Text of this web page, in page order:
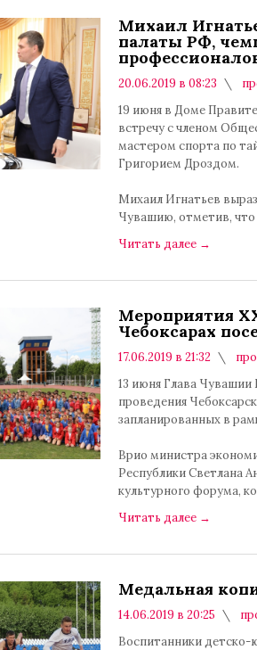
Михаил
палаты РФ,
20.06.2019 в 08:23
19 июня в Доме
встречу с членом
мастером спорта по
Григорием Дроздом.
Михаил Игнатьев
Чувашию, отметив, что
Читать далее →
Мероприятия
Чебоксарах
17.06.2019 в 21:32
13 июня Глава
проведения
запланированных в
Врио министра
Республики Светлана
культурного форума,
Читать далее →
Медальная
14.06.2019 в 20:25
Воспитанники